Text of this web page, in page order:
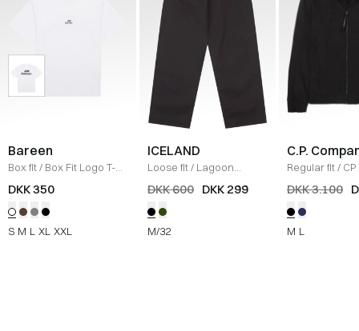
Bareen
Box fit/ Box Fit Logo T-
shirt /WHITE
DKK 350
S M L XL XXL
ICELAND
Loose fit/ Lagoon
Bukser / BLACK
DKK 600 DKK 299
M/32
C.P.
Regular fit/
Jakke
SORT
DKK 3.100
M L